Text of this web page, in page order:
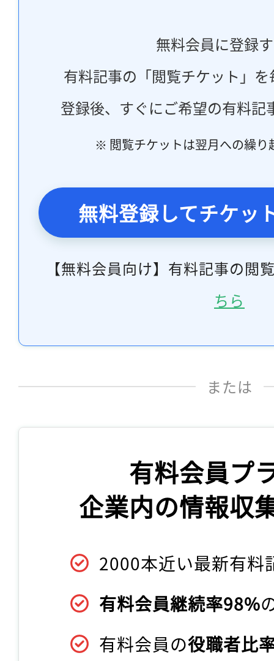
無料会員に登録
有料記事の「閲覧チケット」
登録後、すぐにご希望の有料記
※ 閲覧チケットは翌月への繰り
無料登録してチケッ
【無料会員向け】有料記事の閲
ちら
または
有料会員プ
企業内の情報収
2000本近い最新有料
有料会員継続率98%
有料会員の役職者比